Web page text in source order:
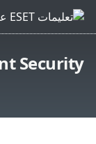
Security